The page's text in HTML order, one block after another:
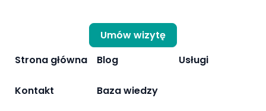
Umów wizytę
Strona główna
Kontakt
Blog
Baza wiedzy
Usługi